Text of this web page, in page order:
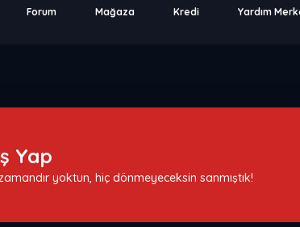
Forum Mağaza Kredi Yardım
Yap
yoktun, hiç dönmeyeceksin sanmıştık!